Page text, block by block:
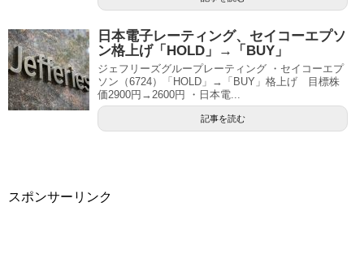
日本電子レーティング、セイコーエプソ
ン格上げ「HOLD」→「BUY」
ジェフリーズグループレーティング ・セイコーエプ
ソン（6724）「HOLD」→「BUY」格上げ 目標株
価2900円→2600円 ・日本電...
記事を読む
スポンサーリンク